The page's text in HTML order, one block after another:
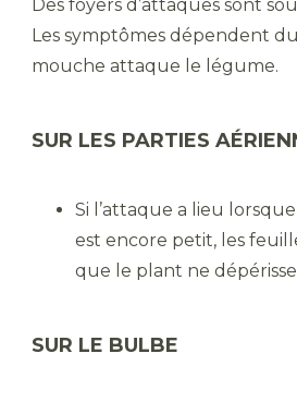
Des foyers d’attaques sont
Les symptômes dépendent
mouche attaque le légume.
SUR LES PARTIES
Si l’attaque a lieu
est encore petit, les
que le plant ne
SUR LE BULBE